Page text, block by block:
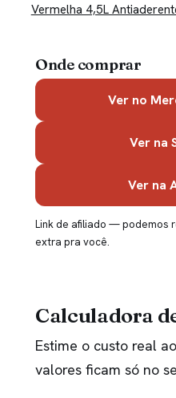
Vermelha 4,5L
Onde comprar
Ver no
Ver na
Ver na
Link de afiliado — podemos
extra pra você.
Calculadora
Estime o custo real
valores ficam só no